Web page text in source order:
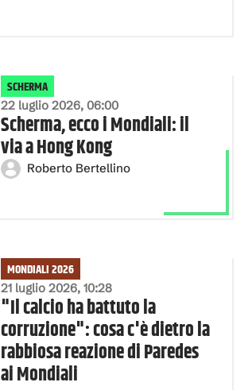
22 luglio 2026, 06:00
SCHERMA
Scherma, ecco i Mondiali: il
via a Hong Kong
Roberto Bertellino
21 luglio 2026, 10:28
MONDIALI 2026
"Il calcio ha battuto la
corruzione": cosa c'è dietro la
rabbiosa reazione di Paredes
ai Mondiali